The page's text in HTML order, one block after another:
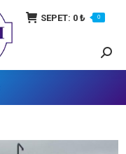
SEPET: 0 ₺ 0